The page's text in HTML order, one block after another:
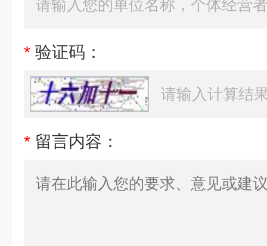
* 验证码：
* 留言内容：